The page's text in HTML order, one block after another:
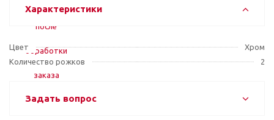
Характеристики
Цвет
Хром
Количество рожков
2
Задать вопрос